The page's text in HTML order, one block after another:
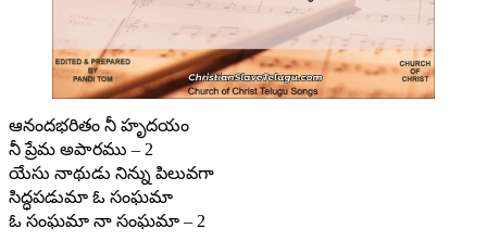
ఆనందభరితం నీ హృదయం
నీ ప్రేమ అపారము – 2
యేసు నాథుడు నిన్ను పిలువగా
సిద్ధపడుమా ఓ సంఘమా
ఓ సంఘమా నా సంఘమా – 2